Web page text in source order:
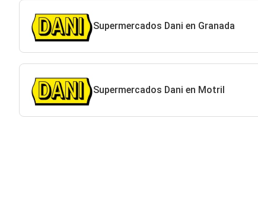
Supermercados Dani en Granada
Supermercados Dani en Motril